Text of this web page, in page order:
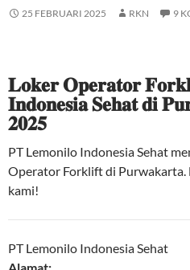
25 FEBRUARI 2025 RKN 9
𝐋𝐨𝐤𝐞𝐫 𝐎𝐩𝐞𝐫𝐚𝐭𝐨𝐫
𝐈𝐧𝐝𝐨𝐧𝐞𝐬𝐢𝐚 𝐒𝐞𝐡𝐚𝐭 𝐝𝐢
𝟐𝟎𝟐𝟓
PT Lemonilo Indonesia Sehat
Operator Forklift di Purwakarta.
kami!
PT Lemonilo Indonesia Sehat